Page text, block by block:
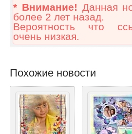
* Внимание! Данная
более 2 лет назад.
Вероятность что
очень низкая.
Похожие новости